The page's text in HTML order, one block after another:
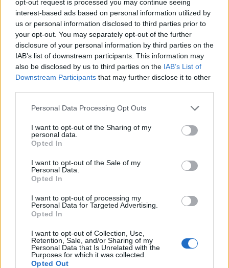
opt-out request is processed you may continue seeing
interest-based ads based on personal information utilized by
us or personal information disclosed to third parties prior to
your opt-out. You may separately opt-out of the further
disclosure of your personal information by third parties on the
IAB’s list of downstream participants. This information may
also be disclosed by us to third parties on the IAB’s List of
Downstream Participants that may further disclose it to other
Personal Data Processing Opt Outs
I want to opt-out of the Sharing of my
personal data.
Opted In
I want to opt-out of the Sale of my
Personal Data.
Opted In
I want to opt-out of processing my
Personal Data for Targeted Advertising.
Opted In
I want to opt-out of Collection, Use,
Retention, Sale, and/or Sharing of my
Personal Data that Is Unrelated with the
Purposes for which it was collected.
Opted Out
divisioni 59, 60 e 61, in modo da mantenere separate le
diverse fasi di questo processo. I singoli elementi, quali film,
serie televisive eccetera sono realizzati tramite attività
incluse nella divisione 59, mentre la creazione di
trasmissioni di programmi televisivi completi, costituiti da
alcuni elementi prodotti nella divisione 59 e da altri
la trasmissione di tali programmi, effettuata da parte del
produttore degli stessi. La diffusione di trasmissioni di
programmi televisivi completi da parte di terzi, ossia senza
Queste attività di diffusione possono avvenire tramite
sistemi radiotelevisivi, via satellite o via cavo."
PRODUZIONE DI SOFTWARE, CONSULENZA
INFORMATICA E ATTIVITÀ CONNESSE
62.0
62.01 - Produzione di software non connesso all'edizione